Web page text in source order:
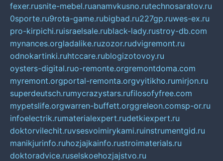
fexer.rusnite-mebel.ruanamvkusno.rutechnosaratov.ru
0sporte.ru9rota-game.rubigbad.ru227gp.ruwes-ex.ru
pro-kirpichi.ruisraelsale.rublack-lady.rustroy-db.com
mynances.orgladalike.ruzozor.rudvigremont.ru
odnokartinki.ruhtccare.rublogizotovoy.ru
oysters-digital.ruo-remonte.orgremontdoma.com
myremont.orgportal-remonta.orgvyitikho.rumirjon.ru
superdeutsch.rumycrazystars.rufilosofyfree.com
mypetslife.orgwarren-buffett.orggreleon.comsp-or.ru
infoelectrik.rumaterialexpert.rudetkiexpert.ru
doktorvilechit.ruvsesvoimirykami.ruinstrumentgid.ru
manikjurinfo.ruhozjajkainfo.rustroimaterials.ru
doktoradvice.ruselskoehozjajstvo.ru